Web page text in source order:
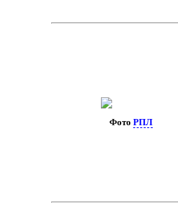
Фото РПЛ